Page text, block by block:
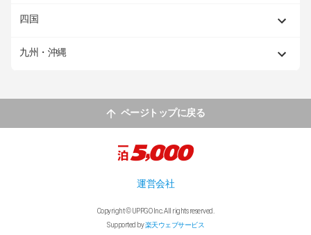
四国
九州・沖縄
ページトップに戻る
運営会社
Copyright © UPPGO Inc. All rights reserved.
Supported by楽天ウェブサービス